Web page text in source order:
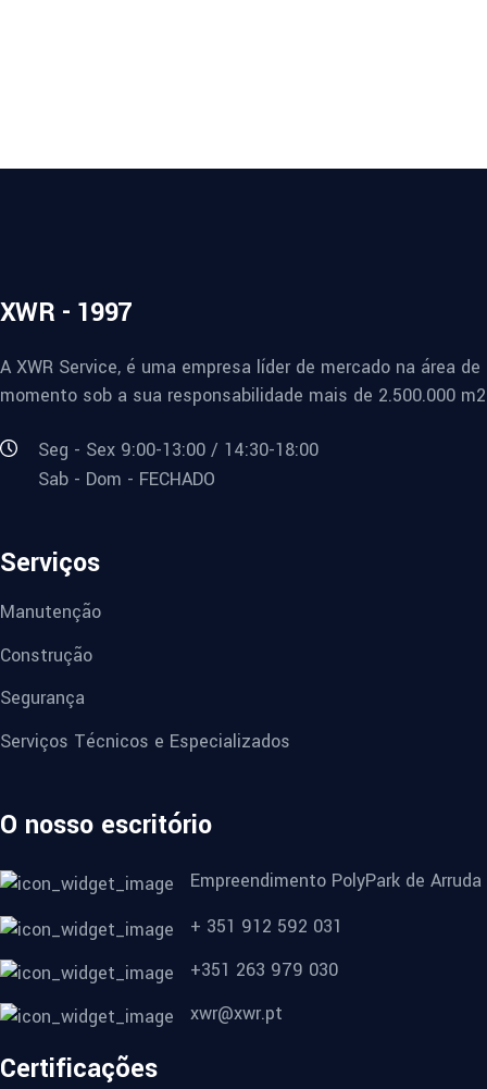
XWR - 1997
A XWR Service, é uma empresa líder de mercado na área
momento sob a sua responsabilidade mais de 2.500.000
Seg - Sex 9:00-13:00 / 14:30-18:00
Sab - Dom - FECHADO
Serviços
Manutenção
Construção
Segurança
Serviços Técnicos e Especializados
O nosso escritório
Empreendimento PolyPark de
+ 351 912 592 031
+351 263 979 030
xwr@xwr.pt
Certificações